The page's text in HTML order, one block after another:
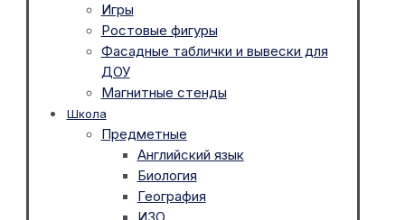
Игры
Ростовые фигуры
Фасадные таблички и вывески для
ДОУ
Магнитные стенды
Школа
Предметные
Английский язык
Биология
География